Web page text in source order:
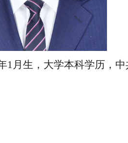
1月生，大学本科学历，中